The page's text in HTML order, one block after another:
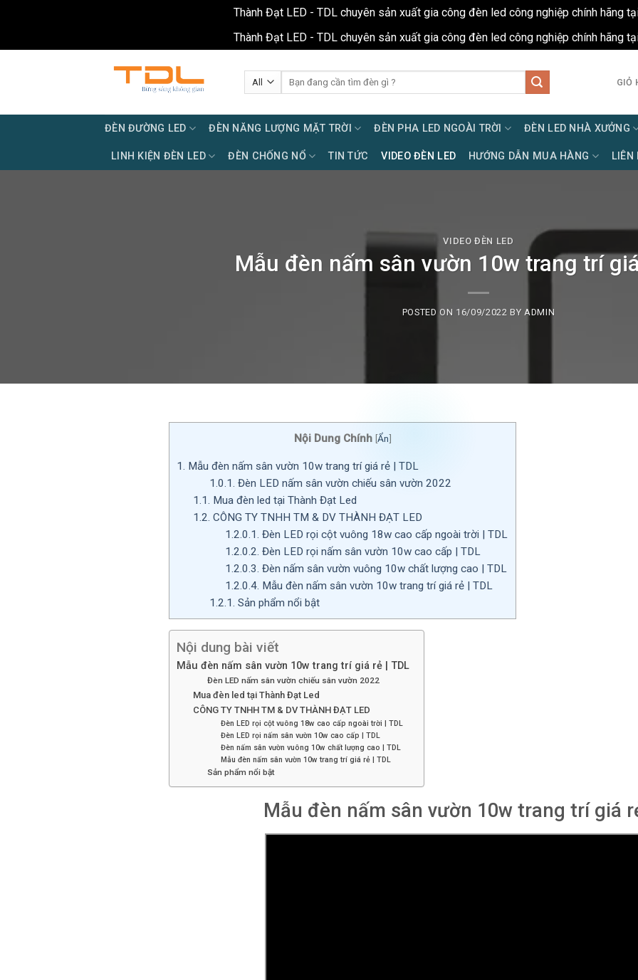
Thành Đạt LED - TDL chuyên sản xuất gia công đèn led công nghiệp chính hãng
Thành Đạt LED - TDL chuyên sản xuất gia công đèn led công nghiệp chính hãng
kiếm:
GIỎ
ĐÈN ĐƯỜNG LED ĐÈN NĂNG LƯỢNG MẶT TRỜI ĐÈN PHA LED NGOÀI TRỜI ĐÈN LED NHÀ XƯỞNG
LINH KIỆN ĐÈN LED ĐÈN CHỐNG NỔ TIN TỨC VIDEO ĐÈN LED HƯỚNG DẪN MUA HÀNG LIÊN
VIDEO ĐÈN LED
Mẫu đèn nấm sân vườn 10w trang trí
POSTED ON 16/09/2022 BYADMIN
Nội Dung Chính [Ẩn]
1. Mẫu đèn nấm sân vườn 10w trang trí giá rẻ | TDL
1.0.1. Đèn LED nấm sân vườn chiếu sân vườn 2022
1.1. Mua đèn led tại Thành Đạt Led
1.2. CÔNG TY TNHH TM & DV THÀNH ĐẠT LED
1.2.0.1. Đèn LED rọi cột vuông 18w cao cấp ngoài trời | TDL
1.2.0.2. Đèn LED rọi nấm sân vườn 10w cao cấp | TDL
1.2.0.3. Đèn nấm sân vườn vuông 10w chất lượng cao | TDL
1.2.0.4. Mẫu đèn nấm sân vườn 10w trang trí giá rẻ | TDL
1.2.1. Sản phẩm nổi bật
Nội dung bài viết
Mẫu đèn nấm sân vườn 10w trang trí giá rẻ | TDL
Đèn LED nấm sân vườn chiếu sân vườn 2022
Mua đèn led tại Thành Đạt Led
CÔNG TY TNHH TM & DV THÀNH ĐẠT LED
Đèn LED rọi cột vuông 18w cao cấp ngoài trời | TDL
Đèn LED rọi nấm sân vườn 10w cao cấp | TDL
Đèn nấm sân vườn vuông 10w chất lượng cao | TDL
Mẫu đèn nấm sân vườn 10w trang trí giá rẻ | TDL
Sản phẩm nổi bật
Mẫu đèn nấm sân vườn 10w trang trí giá